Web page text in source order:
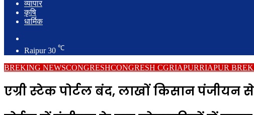
व्यापार
कृषि
धार्मिक
for
Raipur 30 ℃
BREKING NEWSCONGRESHCONGRESH CGRIAPURRIAPUR
एग्री स्टेक पोर्टल बंद, लाखों किसान पंजीयन